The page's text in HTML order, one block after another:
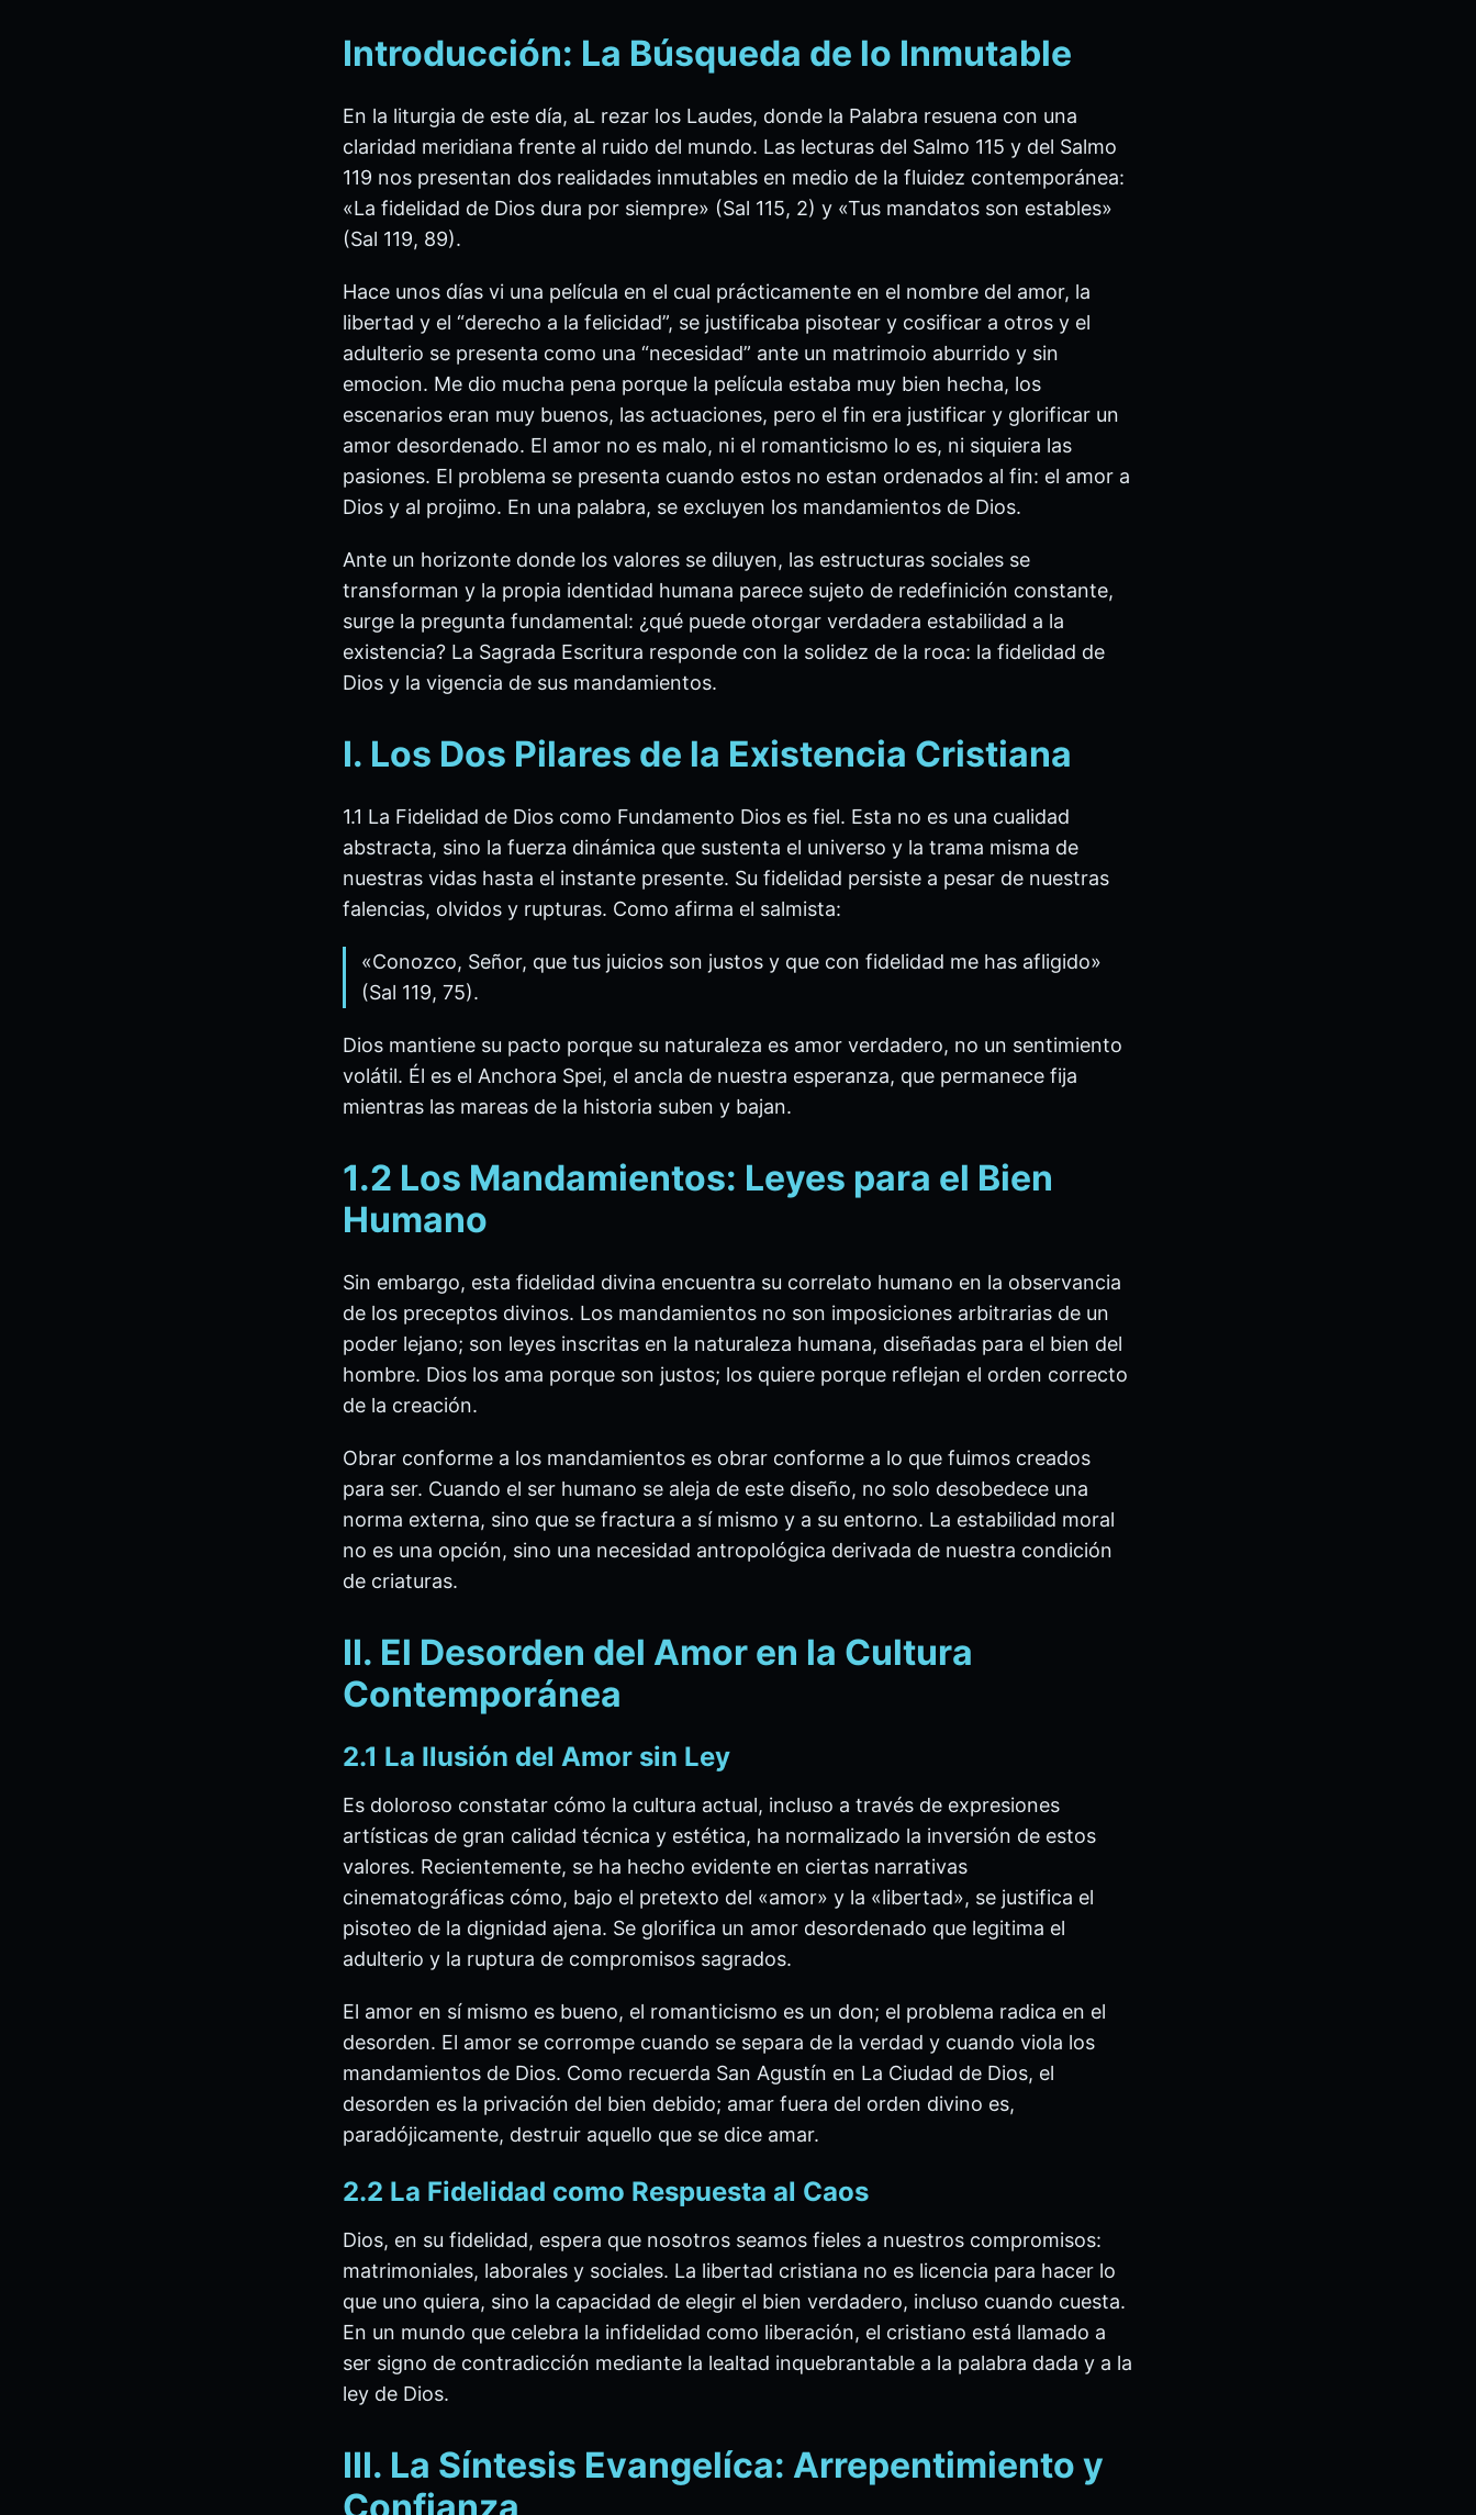
Introducción: La Búsqueda de lo Inmutable
En la liturgia de este día, aL rezar los Laudes, donde la Palabra resuena con una
claridad meridiana frente al ruido del mundo. Las lecturas del Salmo 115 y del Salmo
119 nos presentan dos realidades inmutables en medio de la fluidez contemporánea:
«La fidelidad de Dios dura por siempre» (Sal 115, 2) y «Tus mandatos son estables»
(Sal 119, 89).
Hace unos días vi una película en el cual prácticamente en el nombre del amor, la
libertad y el “derecho a la felicidad”, se justificaba pisotear y cosificar a otros y el
adulterio se presenta como una “necesidad” ante un matrimoio aburrido y sin
emocion. Me dio mucha pena porque la película estaba muy bien hecha, los
escenarios eran muy buenos, las actuaciones, pero el fin era justificar y glorificar un
amor desordenado. El amor no es malo, ni el romanticismo lo es, ni siquiera las
pasiones. El problema se presenta cuando estos no estan ordenados al fin: el amor a
Dios y al projimo. En una palabra, se excluyen los mandamientos de Dios.
Ante un horizonte donde los valores se diluyen, las estructuras sociales se
transforman y la propia identidad humana parece sujeto de redefinición constante,
surge la pregunta fundamental: ¿qué puede otorgar verdadera estabilidad a la
existencia? La Sagrada Escritura responde con la solidez de la roca: la fidelidad de
Dios y la vigencia de sus mandamientos.
I. Los Dos Pilares de la Existencia Cristiana
1.1 La Fidelidad de Dios como Fundamento Dios es fiel. Esta no es una cualidad
abstracta, sino la fuerza dinámica que sustenta el universo y la trama misma de
nuestras vidas hasta el instante presente. Su fidelidad persiste a pesar de nuestras
falencias, olvidos y rupturas. Como afirma el salmista:
«Conozco, Señor, que tus juicios son justos y que con fidelidad me has afligido»
(Sal 119, 75).
Dios mantiene su pacto porque su naturaleza es amor verdadero, no un sentimiento
volátil. Él es el Anchora Spei, el ancla de nuestra esperanza, que permanece fija
mientras las mareas de la historia suben y bajan.
1.2 Los Mandamientos: Leyes para el Bien
Humano
Sin embargo, esta fidelidad divina encuentra su correlato humano en la observancia
de los preceptos divinos. Los mandamientos no son imposiciones arbitrarias de un
poder lejano; son leyes inscritas en la naturaleza humana, diseñadas para el bien del
hombre. Dios los ama porque son justos; los quiere porque reflejan el orden correcto
de la creación.
Obrar conforme a los mandamientos es obrar conforme a lo que fuimos creados
para ser. Cuando el ser humano se aleja de este diseño, no solo desobedece una
norma externa, sino que se fractura a sí mismo y a su entorno. La estabilidad moral
no es una opción, sino una necesidad antropológica derivada de nuestra condición
de criaturas.
II. El Desorden del Amor en la Cultura
Contemporánea
2.1 La Ilusión del Amor sin Ley
Es doloroso constatar cómo la cultura actual, incluso a través de expresiones
artísticas de gran calidad técnica y estética, ha normalizado la inversión de estos
valores. Recientemente, se ha hecho evidente en ciertas narrativas
cinematográficas cómo, bajo el pretexto del «amor» y la «libertad», se justifica el
pisoteo de la dignidad ajena. Se glorifica un amor desordenado que legitima el
adulterio y la ruptura de compromisos sagrados.
El amor en sí mismo es bueno, el romanticismo es un don; el problema radica en el
desorden. El amor se corrompe cuando se separa de la verdad y cuando viola los
mandamientos de Dios. Como recuerda San Agustín en La Ciudad de Dios, el
desorden es la privación del bien debido; amar fuera del orden divino es,
paradójicamente, destruir aquello que se dice amar.
2.2 La Fidelidad como Respuesta al Caos
Dios, en su fidelidad, espera que nosotros seamos fieles a nuestros compromisos:
matrimoniales, laborales y sociales. La libertad cristiana no es licencia para hacer lo
que uno quiera, sino la capacidad de elegir el bien verdadero, incluso cuando cuesta.
En un mundo que celebra la infidelidad como liberación, el cristiano está llamado a
ser signo de contradicción mediante la lealtad inquebrantable a la palabra dada y a la
ley de Dios.
III. La Síntesis Evangelíca: Arrepentimiento y